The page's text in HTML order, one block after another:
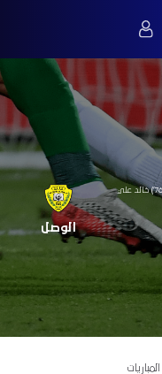
المباريات
الوصل